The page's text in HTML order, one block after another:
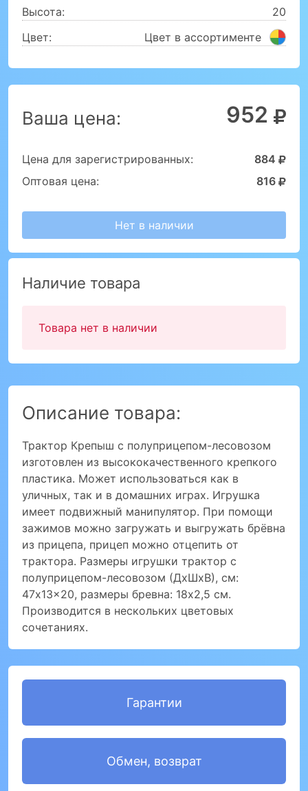
Высота:
20
Цвет:
Цвет в ассортименте
Ваша цена: 952
Цена для зарегистрированных:
884
Оптовая цена:
816
Нет в наличии
Наличие товара
Товара нет в наличии
Описание товара:
Трактор Крепыш с полуприцепом-лесовозом
изготовлен из высококачественного крепкого
пластика. Может использоваться как в
уличных, так и в домашних играх. Игрушка
имеет подвижный манипулятор. При помощи
зажимов можно загружать и выгружать брёвна
из прицепа, прицеп можно отцепить от
трактора. Размеры игрушки трактор с
полуприцепом-лесовозом (ДхШхВ), см:
47x13x20, размеры бревна: 18x2,5 см.
Производится в нескольких цветовых
сочетаниях.
Гарантии
Обмен, возврат